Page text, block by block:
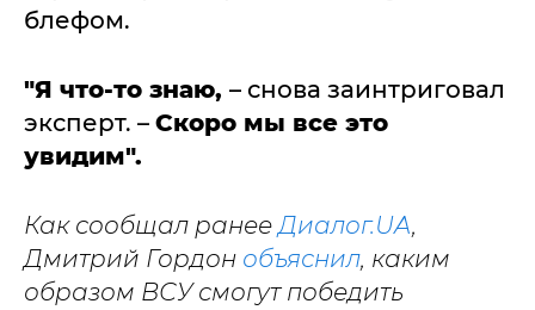
блефом.
"Я что-то знаю, – снова заинтриговал
эксперт. – Скоро мы все это
увидим".
Как сообщал ранееДиалог.UA,
Дмитрий Гордон объяснил, каким
образом ВСУ смогут победить